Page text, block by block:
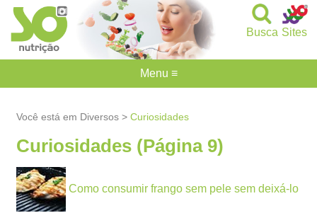
Sites
Busca
Você está em Diversos >Curiosidades
Curiosidades (Página 9)
Como consumir frango sem pele sem deixá-lo